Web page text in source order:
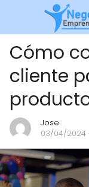
Cómo
cliente
Jose
03/04/2024